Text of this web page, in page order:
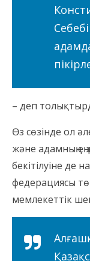
– деп
Өз сөзінде ол
және адамның
бекітілуіне де
федерациясы
мемлекеттік